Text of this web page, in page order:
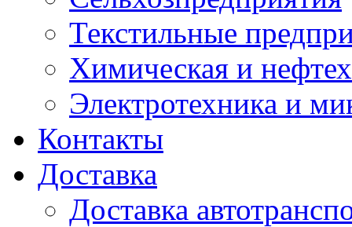
Текстильные
Химическая и
Электротехника и
Контакты
Доставка
Доставка